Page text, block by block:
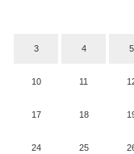
3 4 5
10 11
17 18
24 25